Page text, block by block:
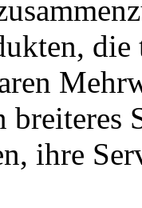
breiteres
ihre